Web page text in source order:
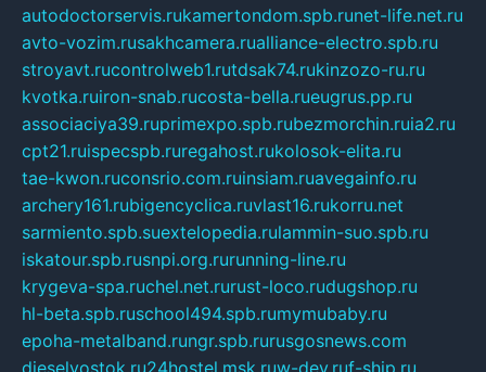
autodoctorservis.rukamertondom.spb.runet-life.net.ru
avto-vozim.rusakhcamera.rualliance-electro.spb.ru
stroyavt.rucontrolweb1.rutdsak74.rukinzozo-ru.ru
kvotka.ruiron-snab.rucosta-bella.rueugrus.pp.ru
associaciya39.ruprimexpo.spb.rubezmorchin.ruia2.ru
cpt21.ruispecspb.ruregahost.rukolosok-elita.ru
tae-kwon.ruconsrio.com.ruinsiam.ruavegainfo.ru
archery161.rubigencyclica.ruvlast16.rukorru.net
sarmiento.spb.suextelopedia.rulammin-suo.spb.ru
iskatour.spb.rusnpi.org.rurunning-line.ru
krygeva-spa.ruchel.net.rurust-loco.rudugshop.ru
hl-beta.spb.ruschool494.spb.rumymubaby.ru
epoha-metalband.rungr.spb.rurusgosnews.com
dieselvostok.ru24hostel.msk.ruw-dev.ruf-ship.ru